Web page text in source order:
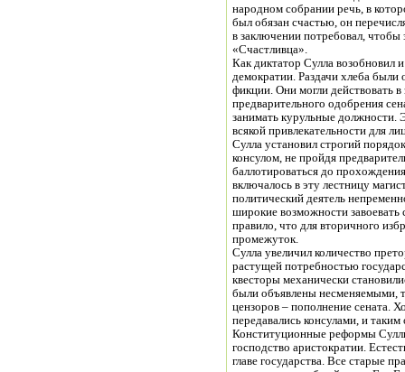
народном собрании речь, в
был обязан счастью, он
в заключении потребовал, чтобы
«Счастливца».
Как диктатор Сулла возобновил
демократии. Раздачи хлеба
фикции. Они могли действовать
предварительного одобрения
занимать курульные должности.
всякой привлекательности для
Сулла установил строгий
консулом, не пройдя
баллотироваться до
включалось в эту лестницу
политический деятель
широкие возможности завоевать
правило, что для вторичного
промежуток.
Сулла увеличил количество
растущей потребностью
квесторы механически
были объявлены несменяемыми,
цензоров – пополнение сената.
передавались консулами, и
Конституционные реформы
господство аристократии.
главе государства. Все старые